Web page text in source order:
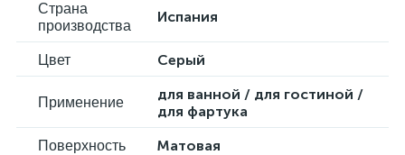
Страна
производства
Испания
Цвет Серый
Применение
для ванной / для гостиной /
для фартука
Поверхность Матовая